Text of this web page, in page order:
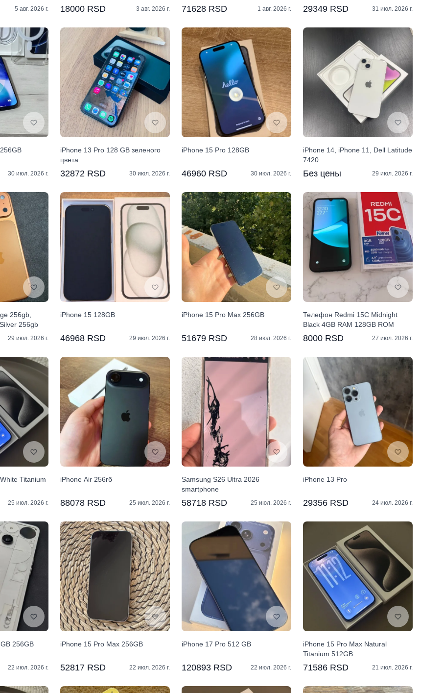
5 авг. 2026 г. 18000 RSD 3 авг. 2026 г. 71628 RSD 1 авг. 2026 г. 29349 RSD 31 июл. 2026 г.
30 июл. 2026 г.
iPhone 13 Pro 128 GB зеленого
цвета
32872 RSD 30 июл. 2026 г.
iPhone 15 Pro 128GB
46960 RSD 30 июл. 2026 г.
iPhone 14, iPhone 11, Dell Latitude
7420
Без цены 29 июл. 2026 г.
256gb,
256gb
29 июл. 2026 г.
iPhone 15 128GB
46968 RSD 29 июл. 2026 г.
iPhone 15 Pro Max 256GB
51679 RSD 28 июл. 2026 г.
Телефон Redmi 15C Midnight
Black 4GB RAM 128GB ROM
8000 RSD 27 июл. 2026 г.
Titanium
25 июл. 2026 г.
iPhone Air 256гб
88078 RSD 25 июл. 2026 г.
Samsung S26 Ultra 2026
smartphone
58718 RSD 25 июл. 2026 г.
iPhone 13 Pro
29356 RSD 24 июл. 2026 г.
256GB
22 июл. 2026 г.
iPhone 15 Pro Max 256GB
52817 RSD 22 июл. 2026 г.
iPhone 17 Pro 512 GB
120893 RSD 22 июл. 2026 г.
iPhone 15 Pro Max Natural
Titanium 512GB
71586 RSD 21 июл. 2026 г.